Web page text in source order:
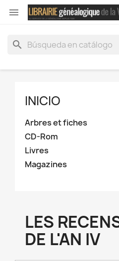

search
INICIO
Arbres et fiches
CD-Rom
Livres
Magazines
LES
DE L'AN IV